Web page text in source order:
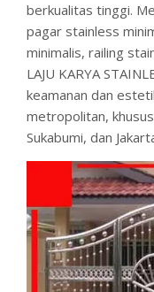
berkualitas tinggi.
pagar stainless
minimalis, railing
LAJU KARYA
keamanan dan
metropolitan,
Sukabumi, dan